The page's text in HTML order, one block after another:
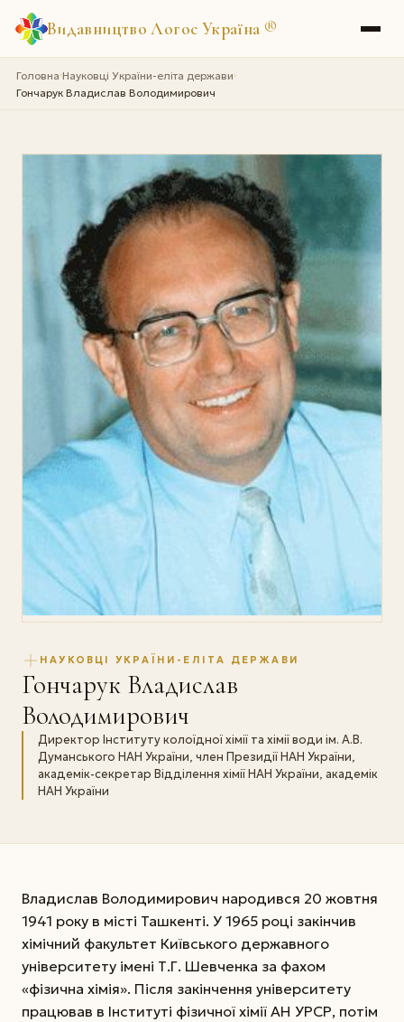
Видавництво Логос Україна ®
Головна›Науковці України-еліта держави›
Гончарук Владислав Володимирович
НАУКОВЦІ УКРАЇНИ-ЕЛІТА ДЕРЖАВИ
Гончарук Владислав
Володимирович
Директор Інституту колоїдної хімії та хімії води ім. А.В.
Думанського НАН України, член Президії НАН України,
академік-секретар Відділення хімії НАН України, академік
НАН України
Владислав Володимирович народився 20 жовтня
1941 року в місті Ташкенті. У 1965 році закінчив
хімічний факультет Київського державного
університету імені Т.Г. Шевченка за фахом
«фізична хімія». Після закінчення університету
працював в Інституті фізичної хімії АН УРСР, потім